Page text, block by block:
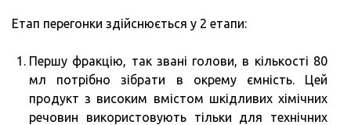
Етап перегонки здійснюється у 2 етапи:
Першу фракцію, так звані голови, в кількості 80
мл потрібно зібрати в окрему ємність. Цей
продукт з високим вмістом шкідливих хімічних
речовин використовують тільки для технічних